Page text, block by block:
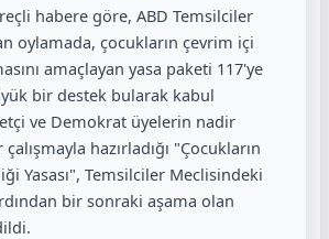
habere göre, ABD Temsilciler
oylamada, çocukların çevrim içi
amaçlayan yasa paketi 117'ye
bir destek bularak kabul
ve Demokrat üyelerin nadir
hazırladığı "Çocukların
Yasası", Temsilciler Meclisindeki
bir sonraki aşama olan